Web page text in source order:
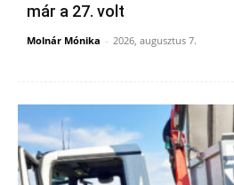
már a 27. volt
Molnár Mónika - 2026, augusztus 7.